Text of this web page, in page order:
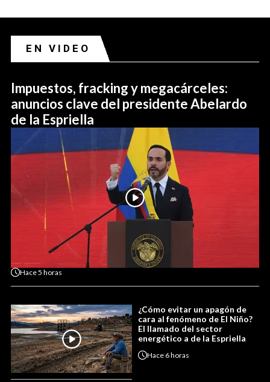
EN VIDEO
Impuestos, fracking y megacárceles:
anuncios clave del presidente Abelardo
de la Espriella
Hace5 horas
¿Cómo evitar un apagón de
cara al fenómeno de El Niño?
El llamado del sector
energético a de la Espriella
Hace 6 horas